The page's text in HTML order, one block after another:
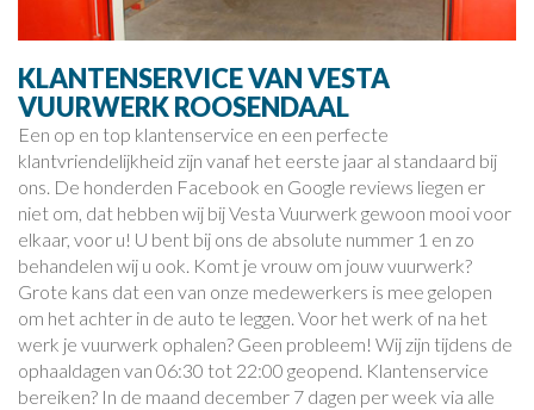
KLANTENSERVICE VAN VESTA
VUURWERK ROOSENDAAL
Een op en top klantenservice en een perfecte
klantvriendelijkheid zijn vanaf het eerste jaar al standaard bij
ons. De honderden Facebook en Google reviews liegen er
niet om, dat hebben wij bij Vesta Vuurwerk gewoon mooi voor
elkaar, voor u! U bent bij ons de absolute nummer 1 en zo
behandelen wij u ook. Komt je vrouw om jouw vuurwerk?
Grote kans dat een van onze medewerkers is mee gelopen
om het achter in de auto te leggen. Voor het werk of na het
werk je vuurwerk ophalen? Geen probleem! Wij zijn tijdens de
ophaaldagen van 06:30 tot 22:00 geopend. Klantenservice
bereiken? In de maand december 7 dagen per week via alle